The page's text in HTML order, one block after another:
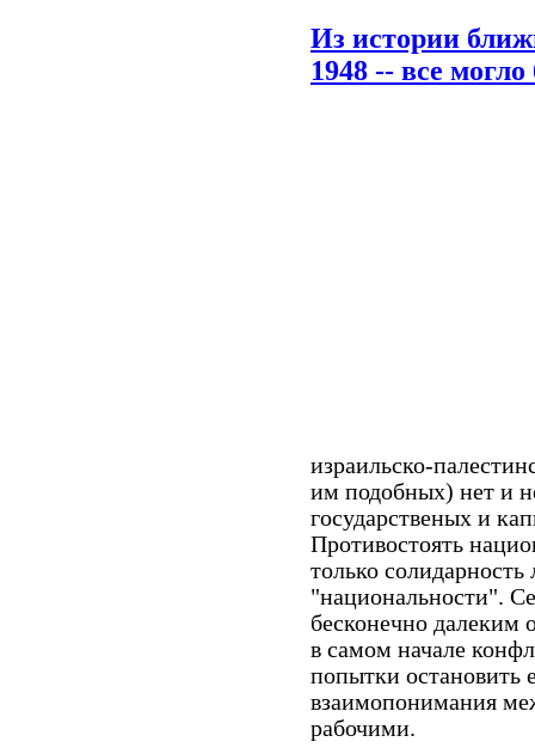
Из истории
1948 -- все
израильско-
им подобных) нет и
государственых и
Противостоять
только
"национальности".
бесконечно далеким
в самом начале
попытки остановить
взаимопонимания
рабочими.